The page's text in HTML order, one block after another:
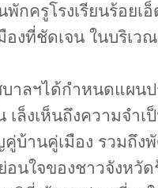
กครูโรงเรียนร้อยเ
องที่ชัดเจน ในบริเว
บาลฯได้กำหนดแผนป
เล็งเห็นถึงความจำเ
บ้านคู่เมือง รวมถึง
อนใจของชาวจังหวั